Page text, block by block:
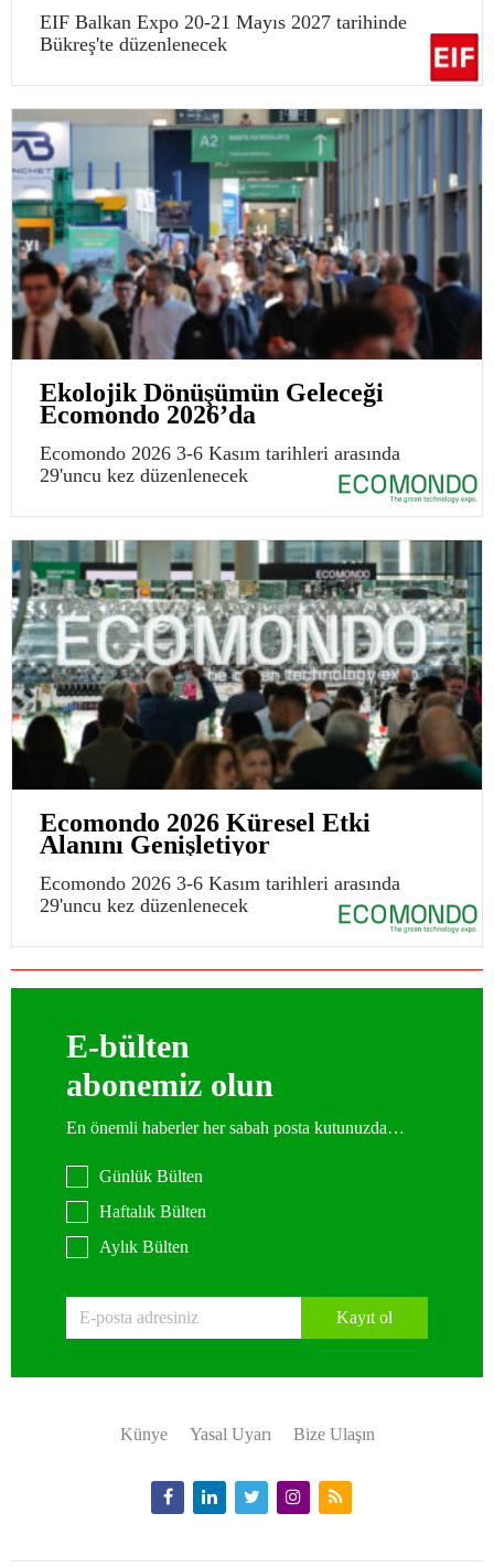
EIF Balkan Expo 20-21 Mayıs 2027 tarihinde
Bükreş'te düzenlenecek
Ekolojik Dönüşümün Geleceği
Ecomondo 2026’da
Ecomondo 2026 3-6 Kasım tarihleri arasında
29'uncu kez düzenlenecek
Ecomondo 2026 Küresel Etki
Alanını Genişletiyor
Ecomondo 2026 3-6 Kasım tarihleri arasında
29'uncu kez düzenlenecek
E-bülten
abonemiz olun
En önemli haberler her sabah posta kutunuzda…
Günlük Bülten
Haftalık Bülten
Aylık Bülten
Kayıt ol
Künye Yasal Uyarı Bize Ulaşın